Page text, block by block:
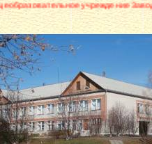
Заводоуковского